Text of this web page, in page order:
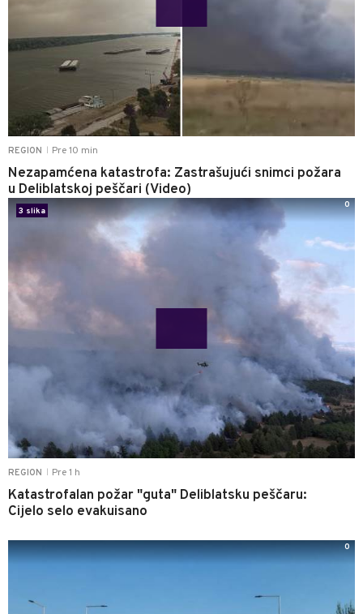
REGION Pre 10 min
Nezapamćena katastrofa: Zastrašujući snimci požara
u Deliblatskoj peščari (Video)
REGION Pre 1 h
Katastrofalan požar "guta" Deliblatsku peščaru:
Cijelo selo evakuisano
3 slika
0
0